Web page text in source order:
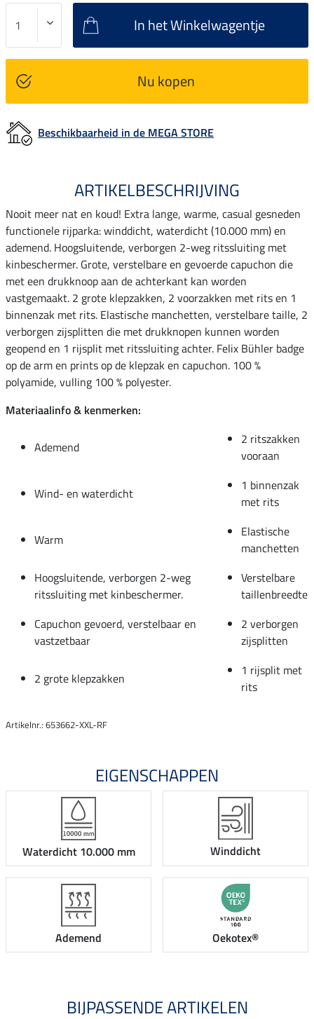
In het Winkelwagentje
Nu kopen
Beschikbaarheid in de MEGA STORE
ARTIKELBESCHRIJVING
Nooit meer nat en koud! Extra lange, warme, casual gesneden
functionele rijparka: winddicht, waterdicht (10.000 mm) en
ademend. Hoogsluitende, verborgen 2-weg ritssluiting met
kinbeschermer. Grote, verstelbare en gevoerde capuchon die
met een drukknoop aan de achterkant kan worden
vastgemaakt. 2 grote klepzakken, 2 voorzakken met rits en 1
binnenzak met rits. Elastische manchetten, verstelbare taille, 2
verborgen zijsplitten die met drukknopen kunnen worden
geopend en 1 rijsplit met ritssluiting achter. Felix Bühler badge
op de arm en prints op de klepzak en capuchon. 100 %
polyamide, vulling 100 % polyester.
Materiaalinfo & kenmerken:
Ademend
2 ritszakken
vooraan
Wind- en waterdicht
1 binnenzak
met rits
Warm
Elastische
manchetten
Hoogsluitende, verborgen 2-weg
ritssluiting met kinbeschermer.
Verstelbare
taillenbreedte
Capuchon gevoerd, verstelbaar en
vastzetbaar
2 verborgen
zijsplitten
2 grote klepzakken
1 rijsplit met
rits
Artikelnr.: 653662-XXL-RF
EIGENSCHAPPEN
Waterdicht 10.000 mm Winddicht
Ademend Oekotex®
BIJPASSENDE ARTIKELEN